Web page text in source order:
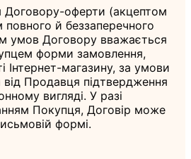
Договору-оферти (акцептом
й беззаперечного
умов Договору вважається
форми замовлення,
Інтернет-магазину, за умови
Продавця підтвердження
вигляді. У разі
Покупця, Договір може
формі.